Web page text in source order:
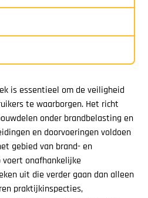
is essentieel om de veiligheid
te waarborgen. Het richt
onder brandbelasting en
en doorvoeringen voldoen
gebied van brand- en
voert onafhankelijke
uit die verder gaan dan alleen
praktijkinspecties,